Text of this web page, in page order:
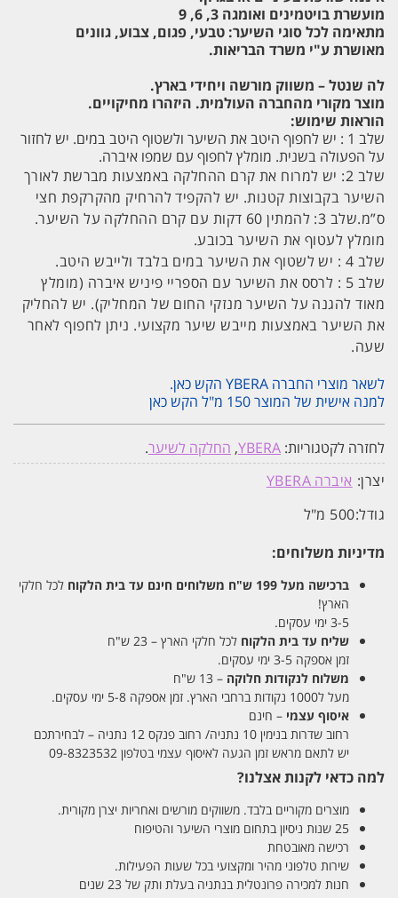
מועשרת בויטמינים ואומגה 3, 6, 9
מתאימה לכל סוגי השיער: טבעי, פגום, צבוע, גוונים
מאושרת ע"י משרד הבריאות.
לה שנטל – משווק מורשה ויחידי בארץ.
מוצר מקורי מהחברה העולמית. היזהרו מחיקויים.
הוראות שימוש:
שלב 1 : יש לחפוף היטב את השיער ולשטוף היטב במים. יש לחזור
על הפעולה בשנית. מומלץ לחפוף עם שמפו איברה.
שלב 2: יש למרוח את קרם ההחלקה באמצעות מברשת לאורך
השיער בקבוצות קטנות. יש להקפיד להרחיק מהקרקפת חצי
ס”מ.שלב 3: להמתין 60 דקות עם קרם ההחלקה על השיער.
מומלץ לעטוף את השיער בכובע.
שלב 4 : יש לשטוף את השיער במים בלבד ולייבש היטב.
שלב 5 : לרסס את השיער עם הספריי פיניש איברה (מומלץ
מאוד להגנה על השיער מנזקי החום של המחליק). יש להחליק
את השיער באמצעות מייבש שיער מקצועי. ניתן לחפוף לאחר
שעה.
לשאר מוצרי החברה YBERA הקש כאן.
למנה אישית של המוצר 150 מ"ל הקש כאן
לחזרה לקטגוריות: YBERA
, החלקה לשיער.
יצרן: איברה YBERA
גודל:500 מ"ל
מדיניות משלוחים:
ברכישה מעל 199 ש"ח משלוחים חינם עד בית הלקוח לכל חלקי
הארץ!
3-5 ימי עסקים.
שליח עד בית הלקוח לכל חלקי הארץ – 23 ש"ח
זמן אספקה 3-5 ימי עסקים.
משלוח לנקודות חלוקה – 13 ש"ח
מעל ל1000 נקודות ברחבי הארץ. זמן אספקה 5-8 ימי עסקים.
איסוף עצמי – חינם
רחוב שדרות בנימין 10 נתניה/ רחוב פנקס 12 נתניה – לבחירתכם
יש לתאם מראש זמן הגעה לאיסוף עצמי בטלפון 09-8323532
למה כדאי לקנות אצלנו?
מוצרים מקוריים בלבד. משווקים מורשים ואחריות יצרן מקורית.
25 שנות ניסיון בתחום מוצרי השיער והטיפוח
רכישה מאובטחת
שירות טלפוני מהיר ומקצועי בכל שעות הפעילות.
חנות למכירה פרונטלית בנתניה בעלת ותק של 23 שנים